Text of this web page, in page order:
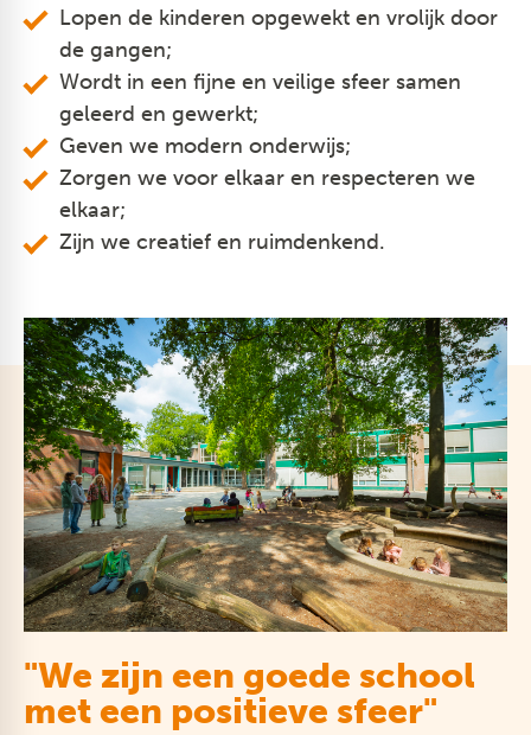
Lopen de kinderen opgewekt en vrolijk door
de gangen;
Wordt in een fijne en veilige sfeer samen
geleerd en gewerkt;
Geven we modern onderwijs;
Zorgen we voor elkaar en respecteren we
elkaar;
Zijn we creatief en ruimdenkend.
"We zijn een goede school
met een positieve sfeer"